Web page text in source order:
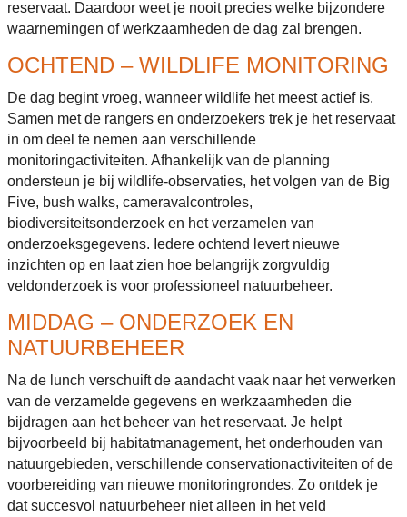
reservaat. Daardoor weet je nooit precies welke bijzondere
waarnemingen of werkzaamheden de dag zal brengen.
OCHTEND – WILDLIFE MONITORING
De dag begint vroeg, wanneer wildlife het meest actief is.
Samen met de rangers en onderzoekers trek je het reservaat
in om deel te nemen aan verschillende
monitoringactiviteiten. Afhankelijk van de planning
ondersteun je bij wildlife-observaties, het volgen van de Big
Five, bush walks, cameravalcontroles,
biodiversiteitsonderzoek en het verzamelen van
onderzoeksgegevens. Iedere ochtend levert nieuwe
inzichten op en laat zien hoe belangrijk zorgvuldig
veldonderzoek is voor professioneel natuurbeheer.
MIDDAG – ONDERZOEK EN
NATUURBEHEER
Na de lunch verschuift de aandacht vaak naar het verwerken
van de verzamelde gegevens en werkzaamheden die
bijdragen aan het beheer van het reservaat. Je helpt
bijvoorbeeld bij habitatmanagement, het onderhouden van
natuurgebieden, verschillende conservationactiviteiten of de
voorbereiding van nieuwe monitoringrondes. Zo ontdek je
dat succesvol natuurbeheer niet alleen in het veld